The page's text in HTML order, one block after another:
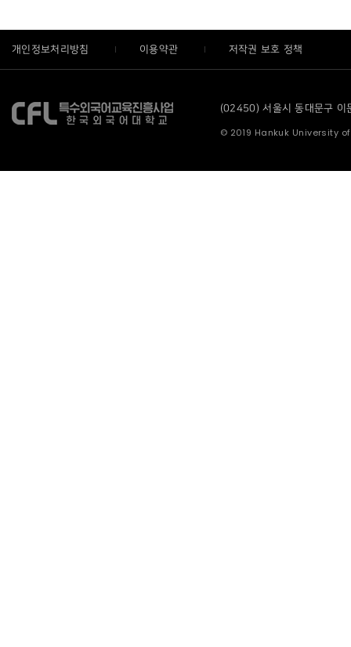
개인정보처리방침 이용약관 저작권 보호 정책
(02450) 서울시 동대문구
© 2019 Hankuk University